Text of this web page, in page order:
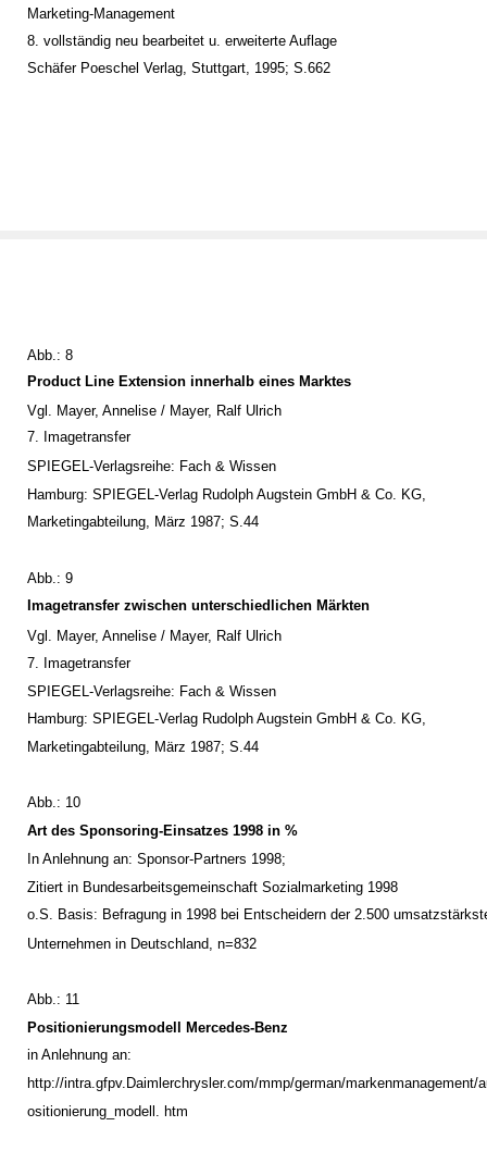
Marketing-Management
8. vollständig neu bearbeitet u. erweiterte Auflage
Schäfer Poeschel Verlag, Stuttgart, 1995; S.662
Abb.: 8
Product Line Extension innerhalb eines Marktes
Vgl. Mayer, Annelise / Mayer, Ralf Ulrich
7. Imagetransfer
SPIEGEL-Verlagsreihe: Fach & Wissen
Hamburg: SPIEGEL-Verlag Rudolph Augstein GmbH & Co. KG,
Marketingabteilung, März 1987; S.44
Abb.: 9
Imagetransfer zwischen unterschiedlichen Märkten
Vgl. Mayer, Annelise / Mayer, Ralf Ulrich
7. Imagetransfer
SPIEGEL-Verlagsreihe: Fach & Wissen
Hamburg: SPIEGEL-Verlag Rudolph Augstein GmbH & Co. KG,
Marketingabteilung, März 1987; S.44
Abb.: 10
Art des Sponsoring-Einsatzes 1998 in %
In Anlehnung an: Sponsor-Partners 1998;
Zitiert in Bundesarbeitsgemeinschaft Sozialmarketing 1998
o.S. Basis: Befragung in 1998 bei Entscheidern der 2.500
Unternehmen in Deutschland, n=832
Abb.: 11
Positionierungsmodell Mercedes-Benz
in Anlehnung an:
http://intra.gfpv.Daimlerchrysler.com/mmp/german/markenmanagement/
ositionierung_modell. htm